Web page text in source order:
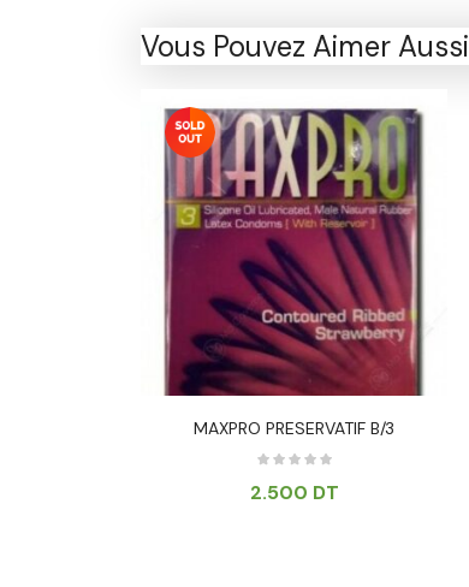
Vous Pouvez Aimer Aussi
MAXPRO PRESERVATIF B/3
2.500 DT